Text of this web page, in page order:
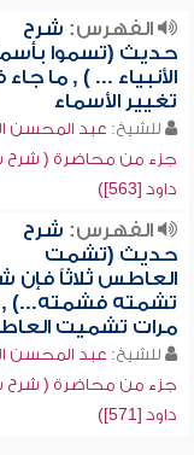
الفهرس: شرح
حديث (تسموا
الأنبياء ... ) , ما
تغيير الأسماء
للشيخ: عبد المحسن
جزء من محاضرة ( شرح
داود [563])
الفهرس: شرح
حديث (تشمت
العاطس ثلاثاً فإن
تشمته فشمته...) ,
مرات تشميت
للشيخ: عبد المحسن
جزء من محاضرة ( شرح
داود [571])